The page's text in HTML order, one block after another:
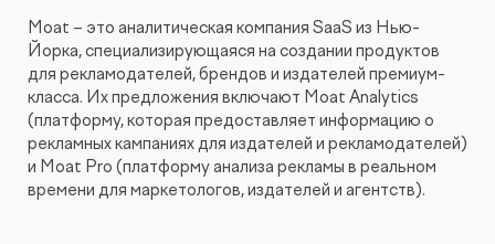
Moat – это аналитическая компания SaaS из Нью-
Йорка, специализирующаяся на создании продуктов
для рекламодателей, брендов и издателей премиум-
класса. Их предложения включают Moat Analytics
(платформу, которая предоставляет информацию о
рекламных кампаниях для издателей и рекламодателей)
и Moat Pro (платформу анализа рекламы в реальном
времени для маркетологов, издателей и агентств).